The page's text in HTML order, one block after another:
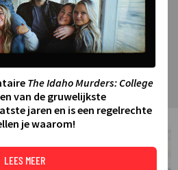
The Idaho Murders: College
van de gruwelijkste
jaren en is een regelrechte
je waarom!
LEES MEER